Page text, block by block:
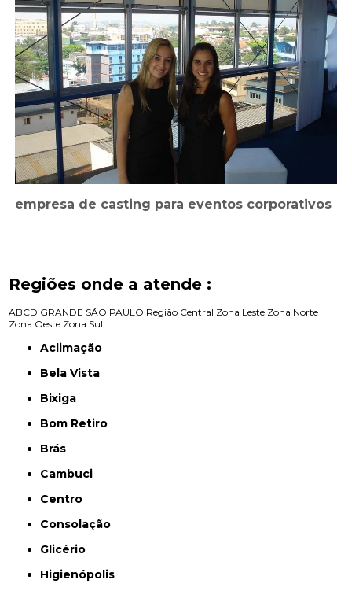
empresa de casting para eventos corporativos
Regiões onde a atende :
ABCD GRANDE SÃO PAULO Região Central Zona Leste Zona Norte
Zona Oeste Zona Sul
Aclimação
Bela Vista
Bixiga
Bom Retiro
Brás
Cambuci
Centro
Consolação
Glicério
Higienópolis